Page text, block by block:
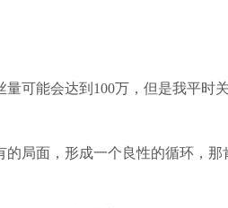
可能会达到100万，但是我平时
局面，形成一个良性的循环，那